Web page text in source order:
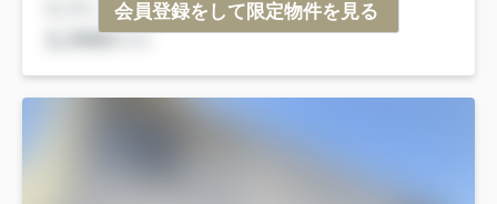
会員登録をして限定物件を見る